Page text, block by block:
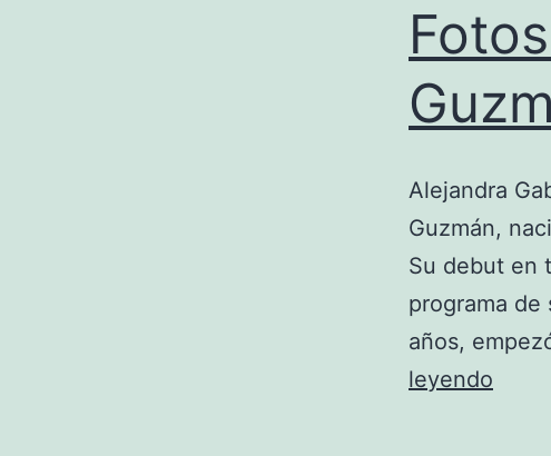
Alejandra
Guzmán,
Su debut en
programa de
años,
leyendo